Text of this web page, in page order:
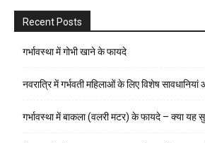
Recent Posts
गर्भावस्था में गोभी खाने के फायदे
नवरात्रि में गर्भवती महिलाओं के लिए विशेष
गर्भावस्था में बाकला (वलरी मटर) के फायदे – क्या यह